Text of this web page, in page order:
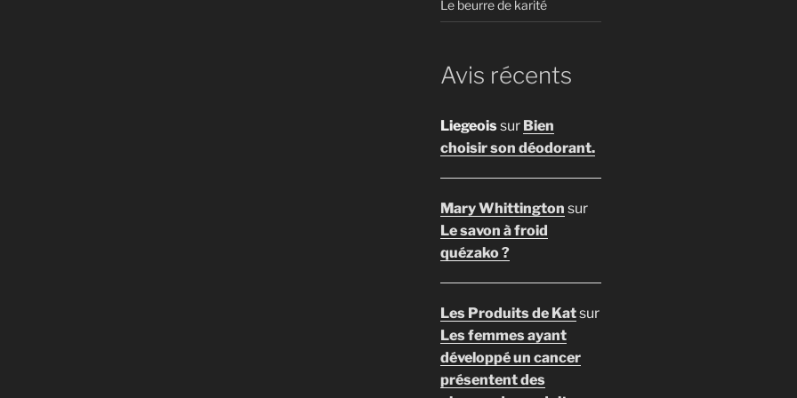
Le beurre de karité
Avis récents
Liegeoissur Bien
choisir son déodorant.
Mary Whittington sur
Le savon à froid
quézako ?
Les Produits de Katsur
Les femmes ayant
développé un cancer
présentent des